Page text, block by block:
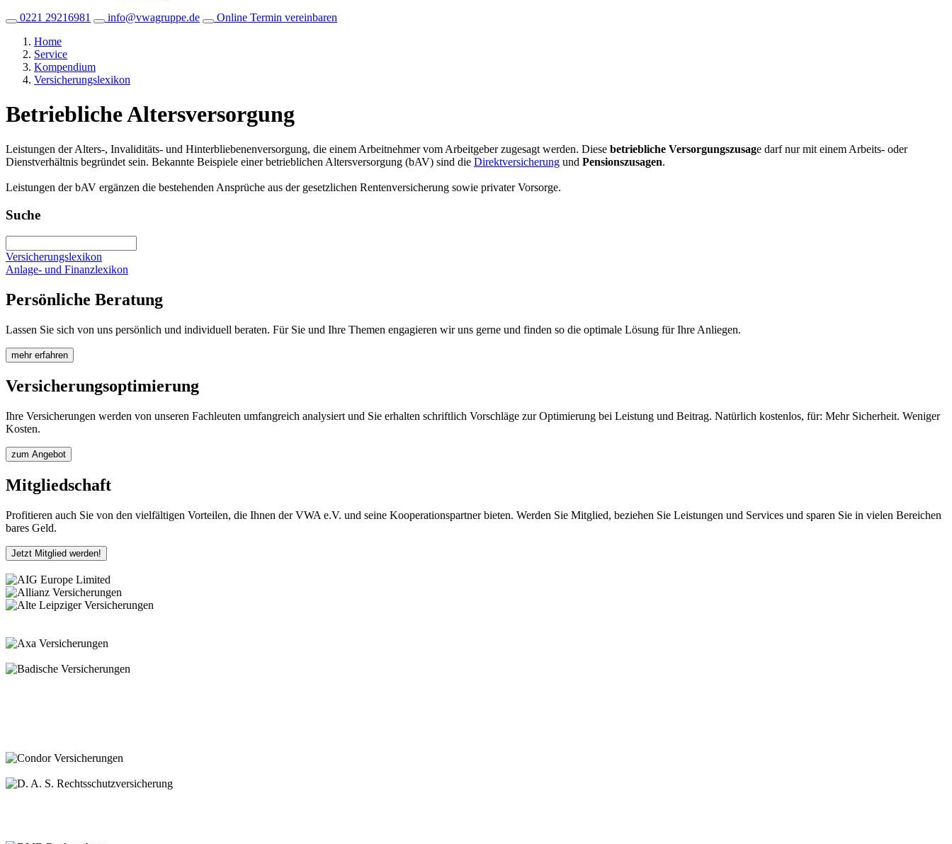
0221 29216981
info@vwagruppe.de
Online Termin vereinbaren
Home
Service
Kompendium
Versicherungslexikon
Betriebliche Altersversorgung
Leistungen der Alters-, Invaliditäts- und Hinterbliebenenversorgung, die einem Arbeitnehmer vom Arbeitgeber zugesagt werden. Diese betriebliche Versorgungszusage darf nur mit einem Arbeits- oder
Dienstverhältnis begründet sein. Bekannte Beispiele einer betrieblichen Altersversorgung (bAV) sind die Direktversicherung und Pensionszusagen.
Leistungen der bAV ergänzen die bestehenden Ansprüche aus der gesetzlichen Rentenversicherung sowie privater Vorsorge.
Suche
Versicherungslexikon
Anlage- und Finanzlexikon
Persönliche Beratung
Lassen Sie sich von uns persönlich und individuell beraten. Für Sie und Ihre Themen engagieren wir uns gerne und finden so die optimale Lösung für Ihre Anliegen.
mehr erfahren
Versicherungsoptimierung
Ihre Versicherungen werden von unseren Fachleuten umfangreich analysiert und Sie erhalten schriftlich Vorschläge zur Optimierung bei Leistung und Beitrag. Natürlich kostenlos, für: Mehr Sicherheit. Weniger
Kosten.
zum Angebot
Mitgliedschaft
Profitieren auch Sie von den vielfältigen Vorteilen, die Ihnen der VWA e.V. und seine Kooperationspartner bieten. Werden Sie Mitglied, beziehen Sie Leistungen und Services und sparen Sie in vielen Bereichen
bares Geld.
Jetzt Mitglied werden!